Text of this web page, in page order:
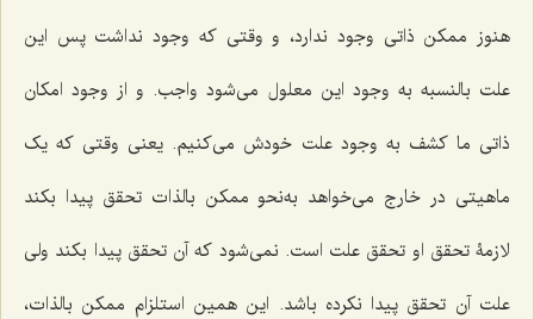
هنوز ممکن ذاتى وجود ندارد، و وقتى‌ که وجود نداشت پس این
علت بالنسبه به وجود این معلول می‌شود واجب. و از وجود امکان
ذاتى ما کشف به وجود علت خودش مى‌کنیم. یعنى وقتى‌ که یک
ماهیتى در خارج مى‌خواهد به‌نحو ممکن بالذات تحقق پیدا بکند
لازمۀ تحقق او تحقق علت است. نمى‌شود که آن تحقق پیدا بکند ولى
علت آن تحقق پیدا نکرده باشد. این همین استلزام ممکن بالذات،